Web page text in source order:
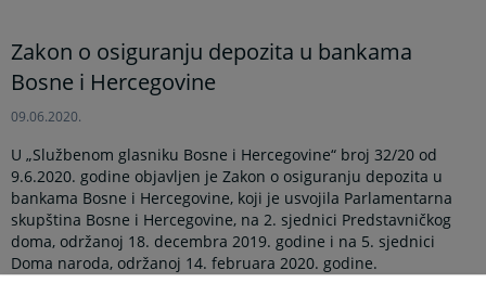
Zakon o osiguranju depozita u bankama
Bosne i Hercegovine
09.06.2020.
U „Službenom glasniku Bosne i Hercegovine“ broj 32/20 od
9.6.2020. godine objavljen je Zakon o osiguranju depozita u
bankama Bosne i Hercegovine, koji je usvojila Parlamentarna
skupština Bosne i Hercegovine, na 2. sjednici Predstavničkog
doma, održanoj 18. decembra 2019. godine i na 5. sjednici
Doma naroda, održanoj 14. februara 2020. godine.